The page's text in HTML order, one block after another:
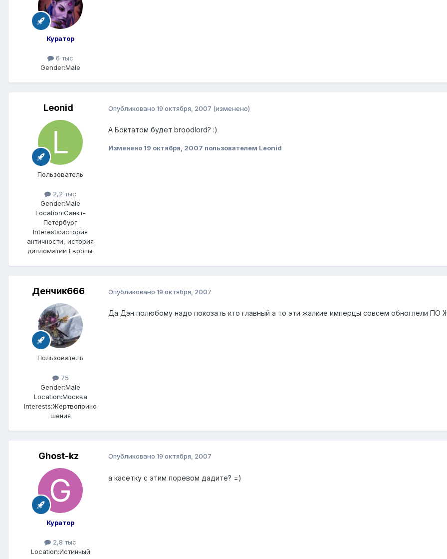
Куратор
6 тыс
Gender:Male
Leonid
Пользователь
2,2 тыс
Gender:Male
Location:Санкт-
Петербург
Interests:история
античности, история
дипломатии Европы.
Опубликовано 19 октября, 2007 (изменено)
А Боктатом будет broodlord? :)
Изменено 19 октября, 2007 пользователем Leonid
Денчик666
Пользователь
75
Gender:Male
Location:Москва
Interests:Жертвоприно
шения
Опубликовано 19 октября, 2007
Да Дэн полюбому надо покозать кто главный а то эти жалкие имперцы совсем
Ghost-kz
Куратор
2,8 тыс
Location:Истинный
Опубликовано 19 октября, 2007
а касетку с этим поревом дадите? =)